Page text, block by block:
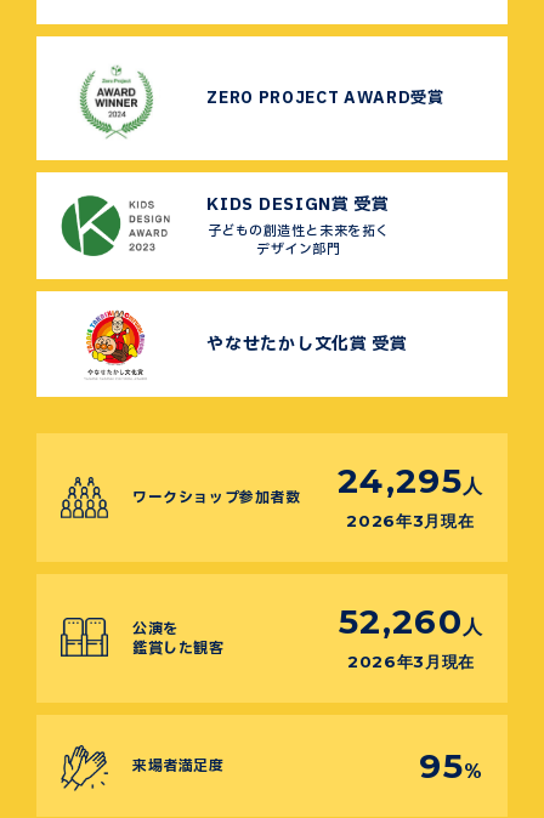
ZERO PROJECT AWARD受賞
KIDS DESIGN賞 受賞
子どもの創造性と未来を拓く
デザイン部門
やなせたかし文化賞 受賞
ワークショップ参加者数 24,295 人
2026年3月現在
公演を
鑑賞した観客
52,260 人
2026年3月現在
来場者満足度 95%